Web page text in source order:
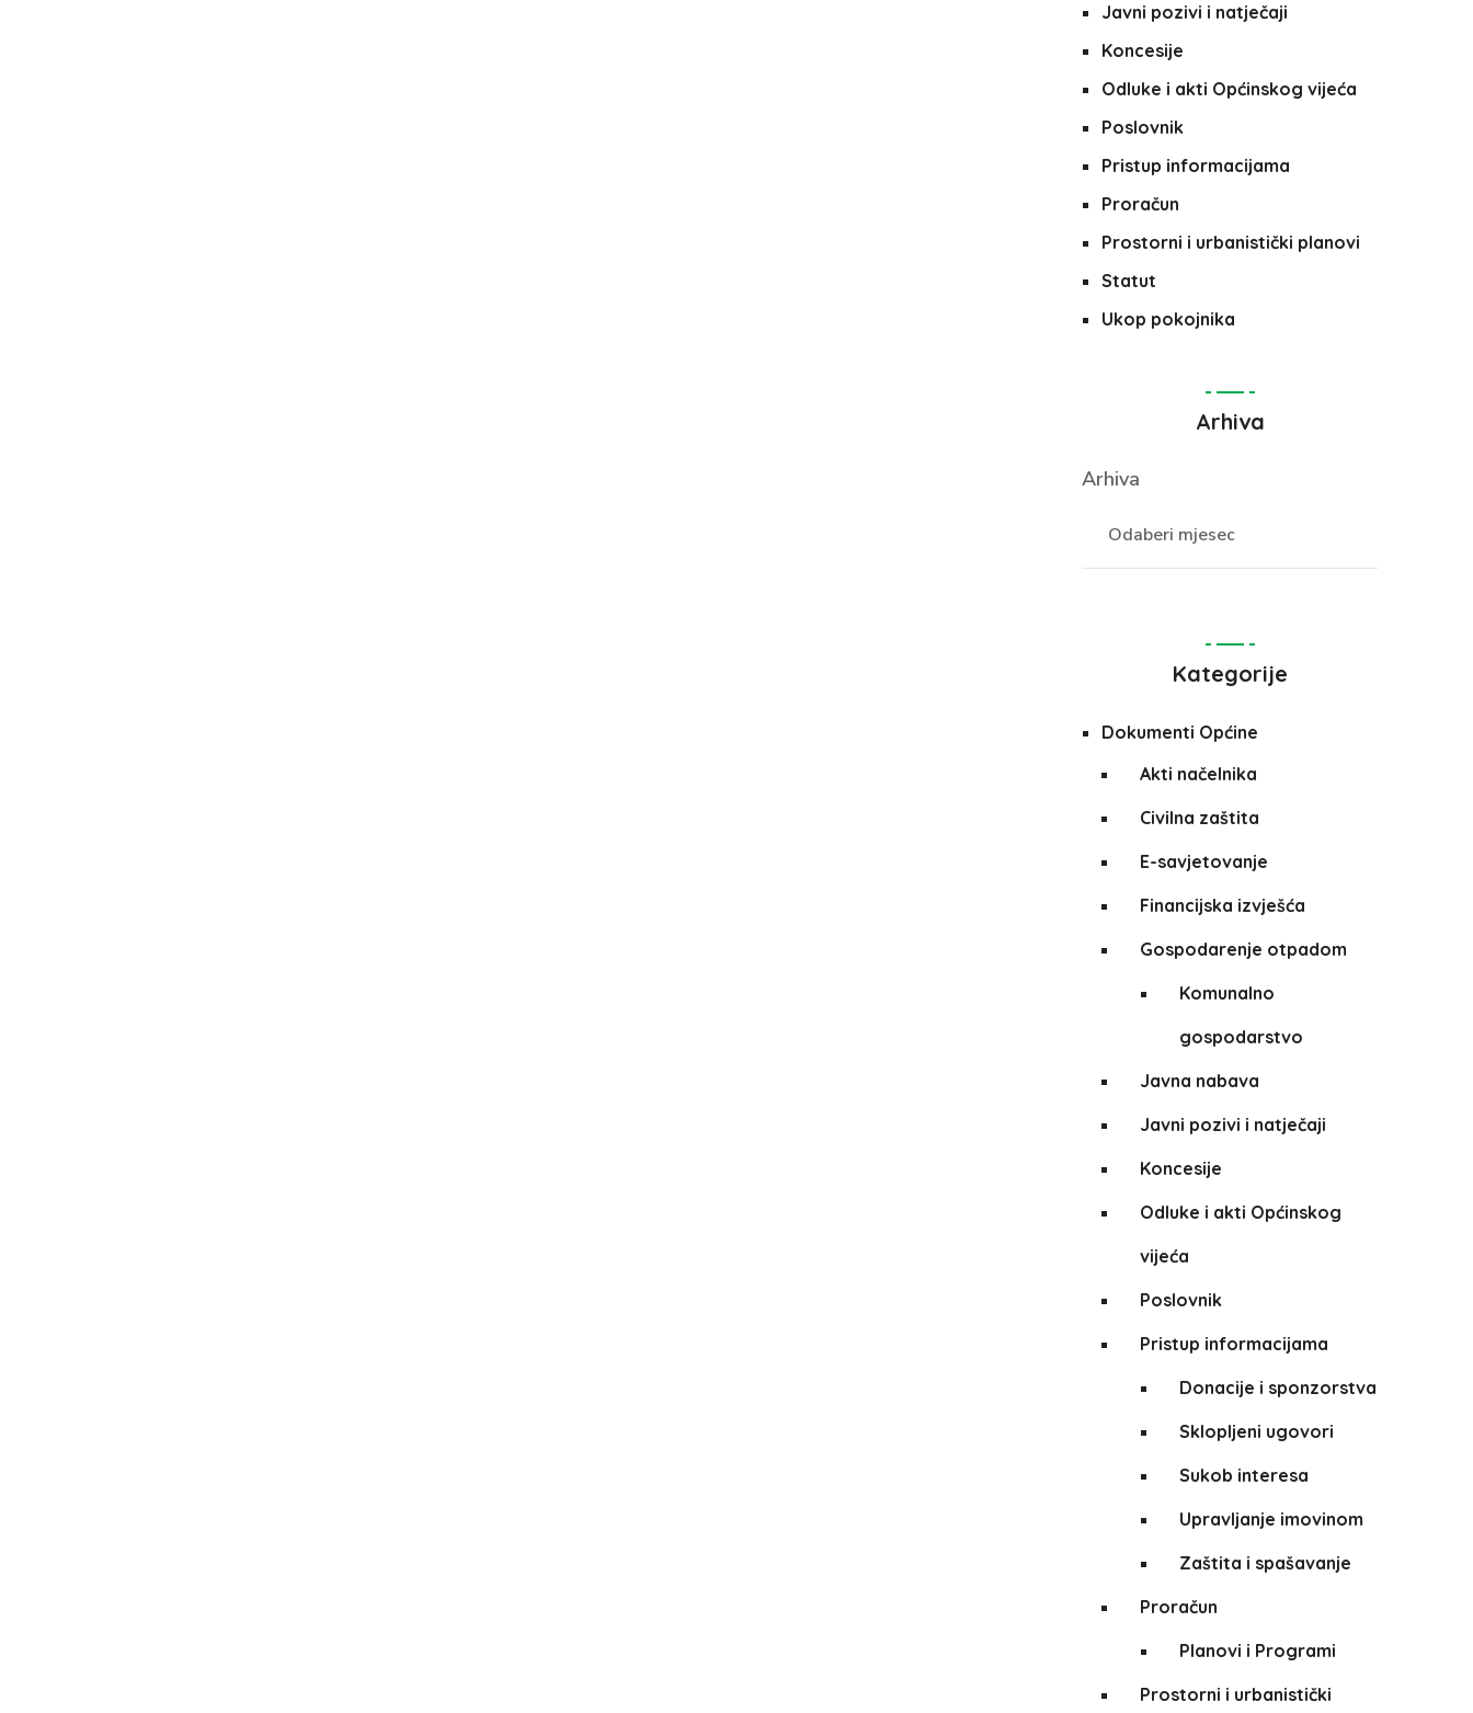
Javni pozivi i natječaji
Koncesije
Odluke i akti Općinskog vijeća
Poslovnik
Pristup informacijama
Proračun
Prostorni i urbanistički planovi
Statut
Ukop pokojnika
Arhiva
Arhiva
Kategorije
Dokumenti Općine
Akti načelnika
Civilna zaštita
E-savjetovanje
Financijska izvješća
Gospodarenje otpadom
Komunalno
gospodarstvo
Javna nabava
Javni pozivi i natječaji
Koncesije
Odluke i akti Općinskog
vijeća
Poslovnik
Pristup informacijama
Donacije i sponzorstva
Sklopljeni ugovori
Sukob interesa
Upravljanje imovinom
Zaštita i spašavanje
Proračun
Planovi i Programi
Prostorni i urbanistički